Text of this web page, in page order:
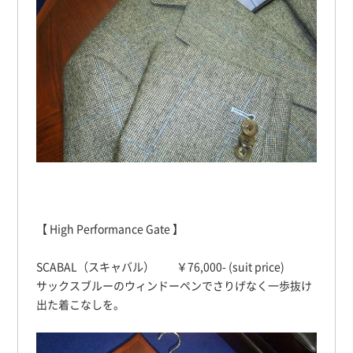
【 High Performance Gate 】
SCABAL（スキャバル） ￥76,000- (suit price)
サックスブルーのウィンドーペンでさりげなく一歩抜け
出た着こなしを。